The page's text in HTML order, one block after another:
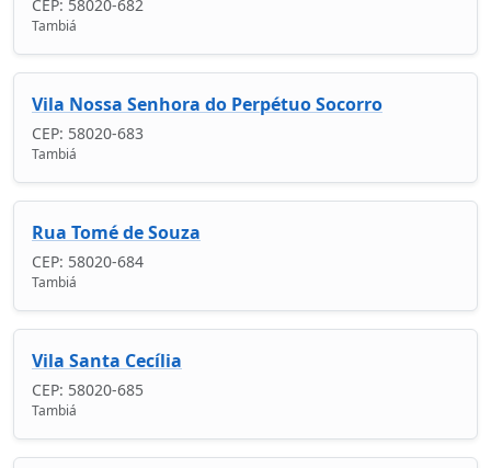
CEP: 58020-682
Tambiá
Vila Nossa Senhora do Perpétuo Socorro
CEP: 58020-683
Tambiá
Rua Tomé de Souza
CEP: 58020-684
Tambiá
Vila Santa Cecília
CEP: 58020-685
Tambiá